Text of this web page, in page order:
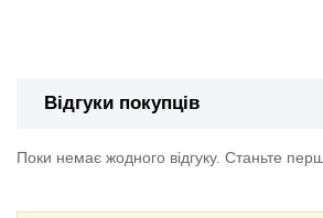
Відгуки покупців
Поки немає жодного відгуку. Станьте